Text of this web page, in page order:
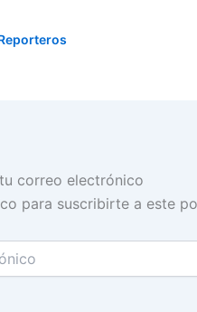
correo electrónico
para suscribirte a este